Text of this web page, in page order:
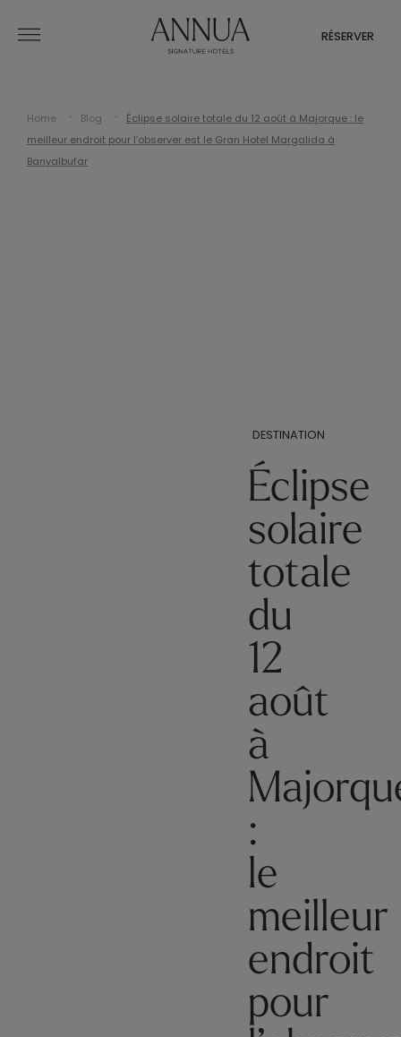
RÉSERVER
Home Blog
Éclipse solaire totale du 12 août à Majorque : le
meilleur endroit pour l’observer est le Gran Hotel Margalida à
Banyalbufar
DESTINATION
Éclipse
solaire
totale
du
12
août
à
:
le
meilleur
endroit
pour